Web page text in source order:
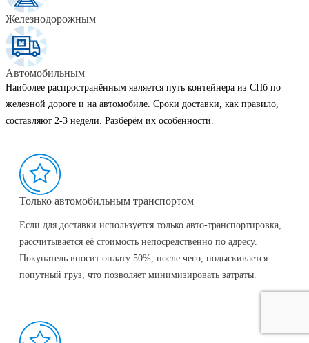
Железнодорожным
Автомобильным
Наиболее распространённым является путь контейнера из СПб по
железной дороге и на автомобиле. Сроки доставки, как правило,
составляют 2-3 недели. Разберём их особенности.
Только автомобильным транспортом
Если для доставки используется только авто-транспортировка,
рассчитывается её стоимость непосредственно по адресу.
Покупатель вносит оплату 50%, после чего, подыскивается
попутный груз, что позволяет минимизировать затраты.